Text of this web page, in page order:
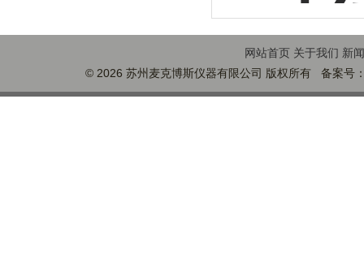
网站首页 关于我们 新
© 2026 苏州麦克博斯仪器有限公司 版权所有 备案号